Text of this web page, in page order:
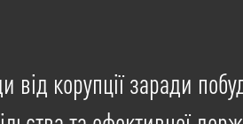
корупції заради